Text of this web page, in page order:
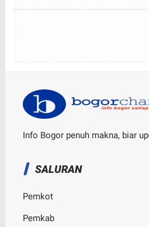
Info Bogor penuh makna, biar
SALURAN
Pemkot
Pemkab